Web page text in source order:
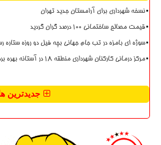
نسخه شهرداری برای آرامستان جدید تهران
قیمت مصالح ساختمانی ۱۰۰ درصد گران گردید
سوژه ای بامزه در تب جام جهانی بچه فیل دو روزه ستاره
مرکز درمانی کارکنان شهرداری منطقه ۱۸ در آستانه بهره برداری
جدیدترین